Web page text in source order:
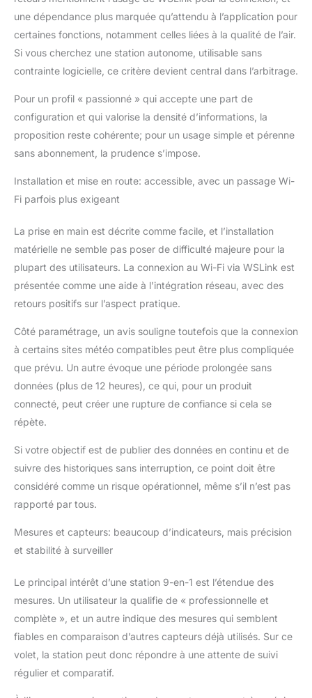
et
WeatherUnderground
Prévisions
météorologiques
détaillées sur 24
la probabilité de
précipitations,
température et indice
de stress thermique
une dépendance plus marquée qu’attendu à l’application pour
certaines fonctions, notamment celles liées à la qualité de l’air.
Si vous cherchez une station autonome, utilisable sans
contrainte logicielle, ce critère devient central dans l’arbitrage.
Pour un profil « passionné » qui accepte une part de
configuration et qui valorise la densité d’informations, la
proposition reste cohérente; pour un usage simple et pérenne
sans abonnement, la prudence s’impose.
Installation et mise en route: accessible, avec un passage Wi-
Fi parfois plus exigeant
La prise en main est décrite comme facile, et l’installation
matérielle ne semble pas poser de difficulté majeure pour la
plupart des utilisateurs. La connexion au Wi-Fi via WSLink est
présentée comme une aide à l’intégration réseau, avec des
retours positifs sur l’aspect pratique.
Côté paramétrage, un avis souligne toutefois que la connexion
à certains sites météo compatibles peut être plus compliquée
que prévu. Un autre évoque une période prolongée sans
données (plus de 12 heures), ce qui, pour un produit
connecté, peut créer une rupture de confiance si cela se
répète.
Si votre objectif est de publier des données en continu et de
suivre des historiques sans interruption, ce point doit être
considéré comme un risque opérationnel, même s’il n’est pas
rapporté par tous.
Mesures et capteurs: beaucoup d’indicateurs, mais précision
et stabilité à surveiller
Le principal intérêt d’une station 9-en-1 est l’étendue des
mesures. Un utilisateur la qualifie de « professionnelle et
complète », et un autre indique des mesures qui semblent
fiables en comparaison d’autres capteurs déjà utilisés. Sur ce
volet, la station peut donc répondre à une attente de suivi
régulier et comparatif.